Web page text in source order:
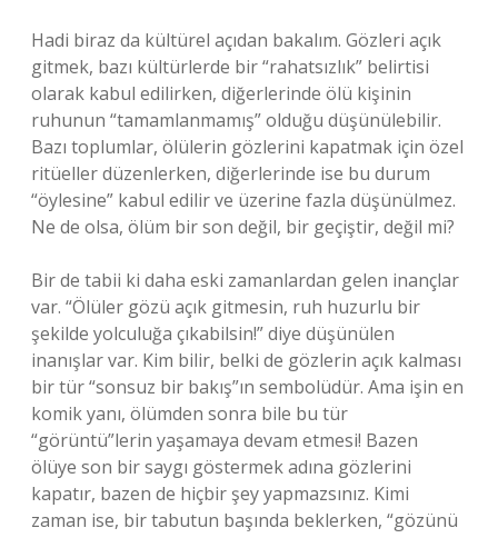
Hadi biraz da kültürel açıdan bakalım. Gözleri açık
gitmek, bazı kültürlerde bir “rahatsızlık” belirtisi
olarak kabul edilirken, diğerlerinde ölü kişinin
ruhunun “tamamlanmamış” olduğu düşünülebilir.
Bazı toplumlar, ölülerin gözlerini kapatmak için özel
ritüeller düzenlerken, diğerlerinde ise bu durum
“öylesine” kabul edilir ve üzerine fazla düşünülmez.
Ne de olsa, ölüm bir son değil, bir geçiştir, değil mi?
Bir de tabii ki daha eski zamanlardan gelen inançlar
var. “Ölüler gözü açık gitmesin, ruh huzurlu bir
şekilde yolculuğa çıkabilsin!” diye düşünülen
inanışlar var. Kim bilir, belki de gözlerin açık kalması
bir tür “sonsuz bir bakış”ın sembolüdür. Ama işin en
komik yanı, ölümden sonra bile bu tür
“görüntü”lerin yaşamaya devam etmesi! Bazen
ölüye son bir saygı göstermek adına gözlerini
kapatır, bazen de hiçbir şey yapmazsınız. Kimi
zaman ise, bir tabutun başında beklerken, “gözünü